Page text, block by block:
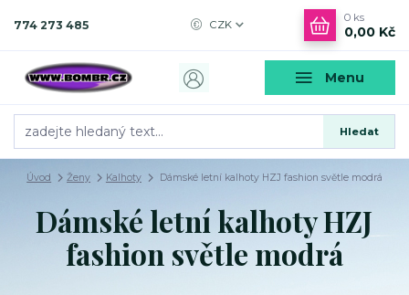
Menu
CZK
Hledat
774 273 485
0 ks
0,00 Kč
Úvod Ženy Kalhoty Dámské letní kalhoty HZJ fashion světle modrá
Dámské letní kalhoty HZJ
fashion světle modrá